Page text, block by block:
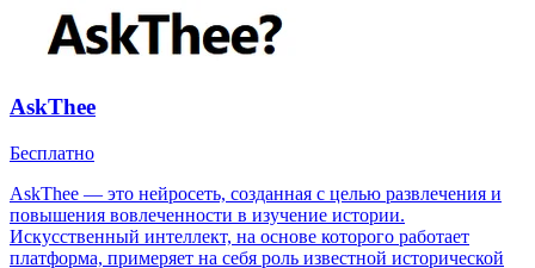
AskThee
Бесплатно
AskThee — это нейросеть, созданная с целью развлечения и
повышения вовлеченности в изучение истории.
Искусственный интеллект, на основе которого работает
платформа, примеряет на себя роль известной исторической